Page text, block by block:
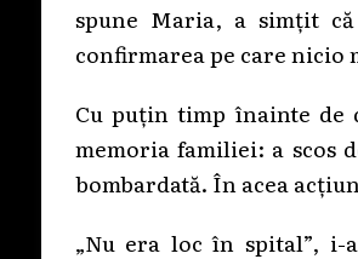
spune Maria, a simțit
confirmarea pe care nicio
Cu puțin timp înainte de
memoria familiei: a scos
bombardată. În acea
„Nu era loc în spital”,